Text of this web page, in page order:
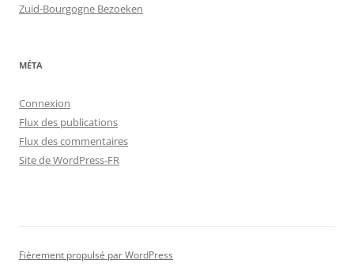
Zuid-Bourgogne Bezoeken
MÉTA
Connexion
Flux des publications
Flux des commentaires
Site de WordPress-FR
Fièrement propulsé par WordPress